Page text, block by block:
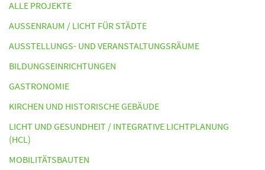
ALLE PROJEKTE
AUSSENRAUM / LICHT FÜR STÄDTE
AUSSTELLUNGS- UND VERANSTALTUNGSRÄUME
BILDUNGSEINRICHTUNGEN
GASTRONOMIE
KIRCHEN UND HISTORISCHE GEBÄUDE
LICHT UND GESUNDHEIT / INTEGRATIVE LICHTPLANUNG
(HCL)
MOBILITÄTSBAUTEN